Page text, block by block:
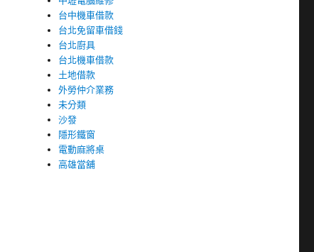
台中機車借款
台北免留車借錢
台北廚具
台北機車借款
土地借款
外勞仲介業務
未分類
沙發
隱形鐵窗
電動麻將桌
高雄當舖